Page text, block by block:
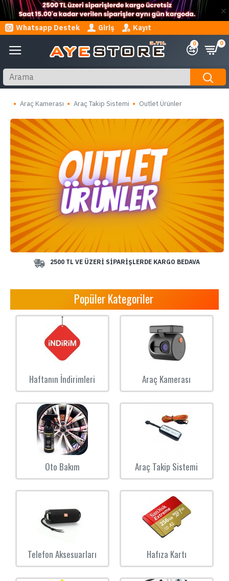
Whatsapp Destek Giriş Kayıt
0 0
Araç Kamerası Araç Takip Sistemi Outlet Ürünler
2500 TL VE ÜZERİ SİPARİŞLERDE KARGO BEDAVA
Popüler Kategoriler
Haftanın İndirimleri Araç Kamerası
Oto Bakım Araç Takip Sistemi
Telefon Aksesuarları Hafıza Kartı